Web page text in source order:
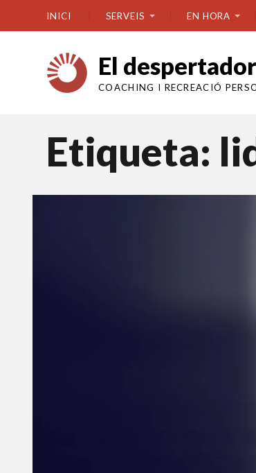
INICI SERVEIS EN HORA
El despertador
COACHING I RECREACIÓ
Etiqueta: